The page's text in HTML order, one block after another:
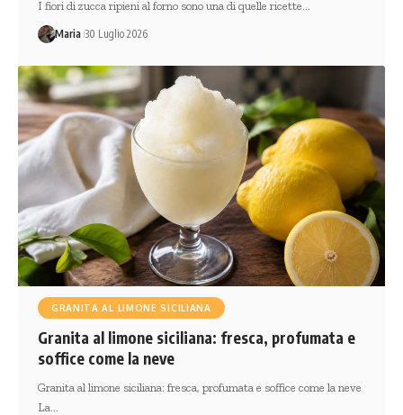
I fiori di zucca ripieni al forno sono una di quelle ricette…
Maria 30 Luglio 2026
GRANITA AL LIMONE SICILIANA
Granita al limone siciliana: fresca, profumata e
soffice come la neve
Granita al limone siciliana: fresca, profumata e soffice come la neve
La…